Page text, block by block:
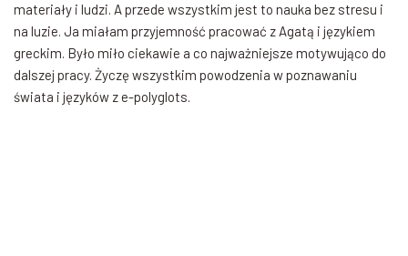
materiały i ludzi. A przede wszystkim jest to nauka bez stresu i
na luzie. Ja miałam przyjemność pracować z Agatą i językiem
greckim. Było miło ciekawie a co najważniejsze motywująco do
dalszej pracy. Życzę wszystkim powodzenia w poznawaniu
świata i języków z e-polyglots.